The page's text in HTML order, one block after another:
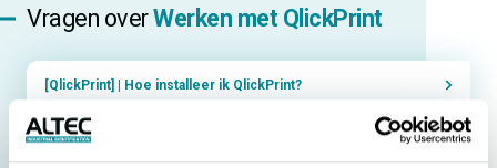
Vragen overWerken met QlickPrint
[QlickPrint] | Hoe installeer ik QlickPrint?
[QlickPrint] | Hoe activeer ik mijn licentie?